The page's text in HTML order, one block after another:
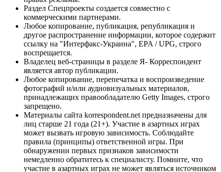
Раздел Спецпроекты создается совместно с
коммерческими партнерами.
Любое копирование, публикация, републикация и
другое распространение информации, которое содержит
ссылку на "Интерфакс-Украина", EPA / UPG, строго
воспрещается.
Владелец веб-страницы в разделе Я- Корреспондент
является автор публикации.
Любое копирование, перепечатка и воспроизведение
фотографий и/или аудиовизуальных материалов,
принадлежащих правообладателю Getty Images, строго
запрещено.
Материалы сайта korrespondent.net предназначены для
лиц старше 21 года (21+). Участие в азартных играх
может вызвать игровую зависимость. Соблюдайте
правила (принципы) ответственной игры. При
обнаружении первых признаков зависимости
немедленно обратитесь к специалисту. Помните, что
участие в азартных играх не может являться источником